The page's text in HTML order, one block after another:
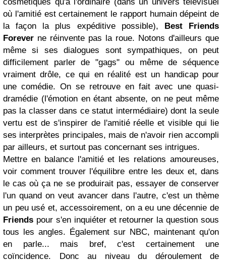
cosmétiques qu'à l'ordinaire (dans un univers télévisuel
où l'amitié est certainement le rapport humain dépeint de
la façon la plus expéditive possible),
Best Friends
Forever ne réinvente pas la roue. Notons d'ailleurs que
même si ses dialogues sont sympathiques, on peut
difficilement parler de "gags" ou même de séquence
vraiment drôle, ce qui en réalité est un handicap pour
une comédie. On se retrouve en fait avec une quasi-
dramédie (l'émotion en étant absente, on ne peut même
pas la classer dans ce statut intermédiaire) dont la seule
vertu est de s'inspirer de l'amitié réelle et visible qui lie
ses interprètes principales, mais de n'avoir rien accompli
par ailleurs, et surtout pas concernant ses intrigues.
Mettre en balance l'amitié et les relations amoureuses,
voir comment trouver l'équilibre entre les deux et, dans
le cas où ça ne se produirait pas, essayer de conserver
l'un quand on veut avancer dans l'autre, c'est un thème
un peu usé et, accessoirement, on a eu une décennie de
Friends pour s'en inquiéter et retourner la question sous
tous les angles. Également sur NBC, maintenant qu'on
en parle... mais bref, c'est certainement une
coïncidence. Donc au niveau du déroulement de